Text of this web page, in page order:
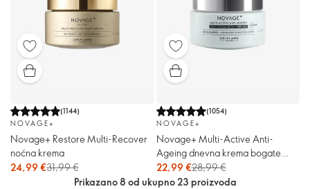
(1144)
NOVAGE+
Novage+ Restore Multi-Recover
noćna krema
24,99 €31,99 €
(1054)
NOVAGE+
Novage+ Multi-Active Anti-
Ageing dnevna krema bogate
teksture sa ZF 30
22,99 €28,99 €
Prikazano 8 od ukupno 23 proizvoda